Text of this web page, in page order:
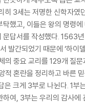
히 3세는 저명한 신학자였
탁했고, 이들은 왕의 명령
문답서를 작성했다. 1563
발간되었기 때문에 ‘하이
의 중요 교리를 129개 질
적 혼란을 정리하고 바른
은 크게 3부로 나뉜다. 1부
하여, 3부는 우리의 감사에